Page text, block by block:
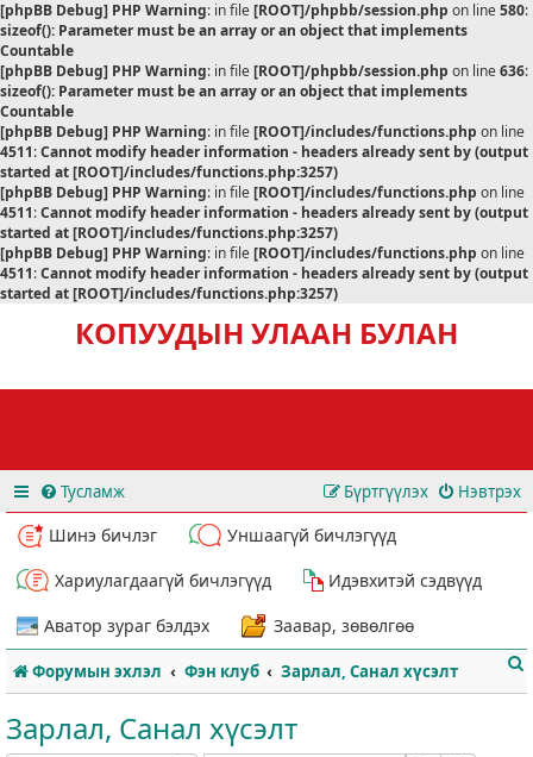
[phpBB Debug] PHP Warning: in file[ROOT]/phpbb/session.php on line580:
sizeof(): Parameter must be an array or an object that implements
Countable
[phpBB Debug] PHP Warning: in file[ROOT]/phpbb/session.php on line636:
sizeof(): Parameter must be an array or an object that implements
Countable
[phpBB Debug] PHP Warning: in file[ROOT]/includes/functions.php on line
4511:Cannot modify header information - headers already sent by (output
started at [ROOT]/includes/functions.php:3257)
[phpBB Debug] PHP Warning: in file[ROOT]/includes/functions.php on line
4511:Cannot modify header information - headers already sent by (output
started at [ROOT]/includes/functions.php:3257)
[phpBB Debug] PHP Warning: in file[ROOT]/includes/functions.php on line
4511:Cannot modify header information - headers already sent by (output
started at [ROOT]/includes/functions.php:3257)
КОПУУДЫН УЛААН БУЛАН
Тусламж Нэвтрэх
Бүртгүүлэх
Шинэ бичлэг
Уншаагүй бичлэгүүд
Хариулагдаагүй бичлэгүүд
Идэвхитэй сэдвүүд
Аватор зураг бэлдэх
Заавар, зөвөлгөө
Форумын эхлэл Фэн клуб Зарлал, Санал хүсэлт
Зарлал, Санал хүсэлт